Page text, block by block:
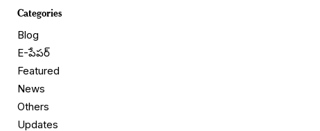
Categories
Blog
E-పేపర్
Featured
News
Others
Updates